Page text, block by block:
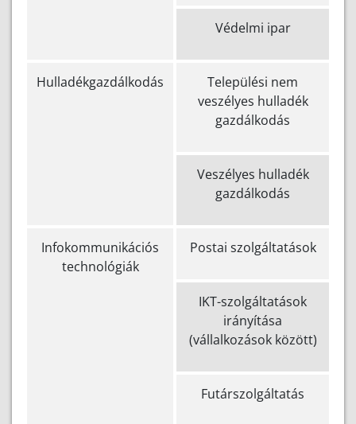
Védelmi ipar
Hulladékgazdálkodás
Települési nem
veszélyes hulladék
gazdálkodás
Veszélyes hulladék
gazdálkodás
Infokommunikációs
technológiák
Postai szolgáltatások
IKT-szolgáltatások
irányítása
(vállalkozások között)
Futárszolgáltatás